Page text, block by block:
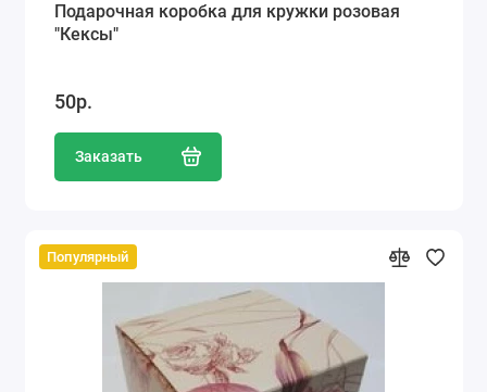
Подарочная коробка для кружки розовая
"Кексы"
50р.
Заказать
Популярный